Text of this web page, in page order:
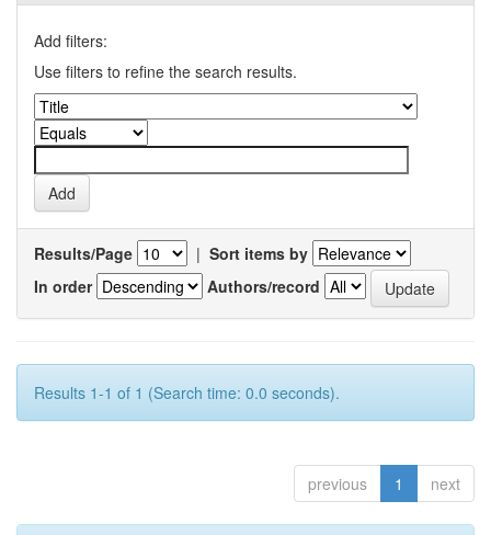
Add filters:
Use filters to refine the search results.
Results/Page | Sort items by
In order
Authors/record
Results 1-1 of 1 (Search time: 0.0 seconds).
previous 1 next